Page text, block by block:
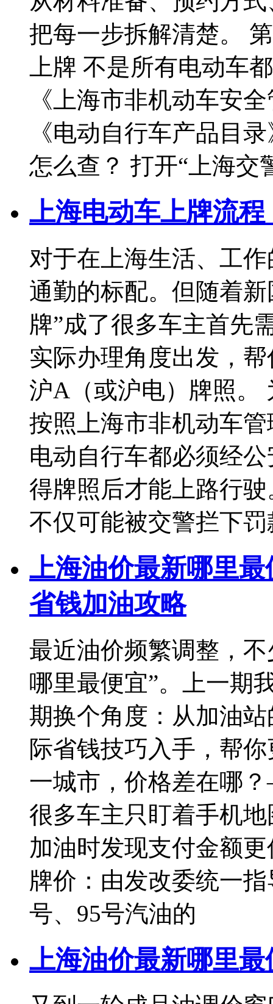
把每一步拆解清楚。
上牌 不是所有电动车
《上海市非机动车安
《电动自行车产品目
怎么查？ 打开“上海交
上海电动车上牌流
对于在上海生活、工
通勤的标配。但随着
牌”成了很多车主首先
实际办理角度出发，
沪A（或沪电）牌照。
按照上海市非机动车
电动自行车都必须经
得牌照后才能上路行
不仅可能被交警拦下罚
上海油价最新哪里
省钱加油攻略
最近油价频繁调整，
哪里最便宜”。上一期
期换个角度：从加油
际省钱技巧入手，帮
一城市，价格差在哪
很多车主只盯着手机
加油时发现支付金额
牌价：由发改委统一
号、95号汽油的
上海油价最新哪里